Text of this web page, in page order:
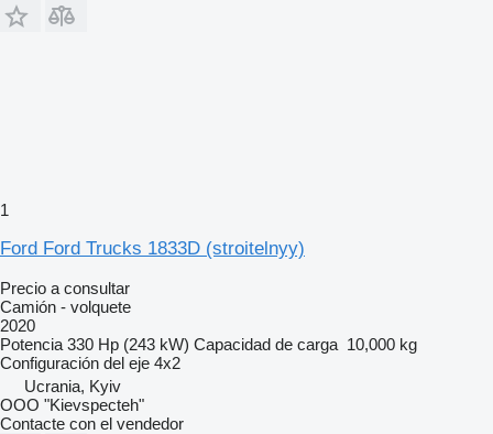
1
Ford Ford Trucks 1833D (stroitelnyy)
Precio a consultar
Camión - volquete
2020
Potencia 330 Hp (243 kW) Capacidad de carga 10,000 kg
Configuración del eje 4x2
Ucrania, Kyiv
OOO "Kievspecteh"
Contacte con el vendedor